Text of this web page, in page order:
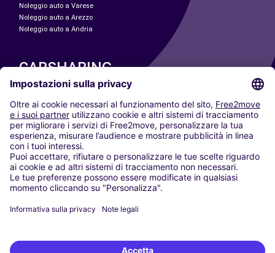
Noleggio auto a Varese
Noleggio auto a Arezzo
Noleggio auto a Andria
CARSHARING
LE NOSTRE CITTÀ
Paris
Madrid
Washington DC
Milano
Roma
Torino
Vienna
Berlino
Düsseldorf